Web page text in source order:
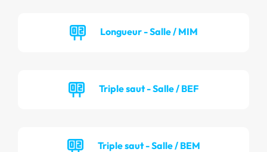
Longueur - Salle / MIM
Triple saut - Salle / BEF
Triple saut - Salle / BEM